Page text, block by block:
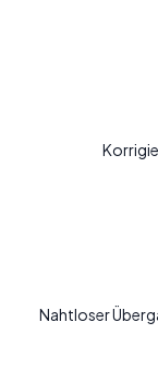
Nahtloser